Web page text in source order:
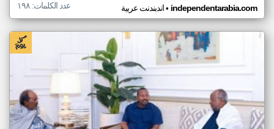
اندبندنت عربية• independentarabia.com عدد الكلمات: ١٩٨